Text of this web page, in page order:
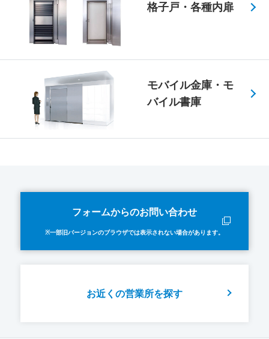
格子戸・各種内扉
モバイル金庫・モ
バイル書庫
フォームからのお問い合わせ
※一部旧バージョンのブラウザでは表示されない場合があります。
お近くの営業所を探す